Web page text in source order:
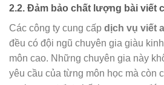
2.2. Đảm bảo chất lượng bài viết
Các công ty cung cấp dịch vụ viết
đều có đội ngũ chuyên gia giàu
môn cao. Những chuyên gia này
yêu cầu của từng môn học mà còn